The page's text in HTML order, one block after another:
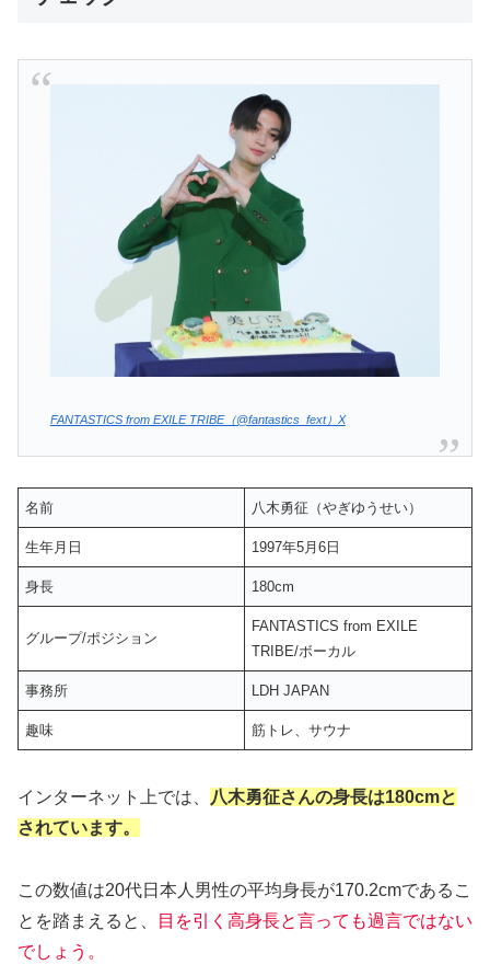
FANTASTICS from EXILE TRIBE（@fantastics_fext）X
名前 八木勇征（やぎゆうせい）
生年月日 1997年5月6日
身長 180cm
グループ/ポジション
FANTASTICS from EXILE
TRIBE/ボーカル
事務所 LDH JAPAN
趣味 筋トレ、サウナ
インターネット上では、
八木勇征さんの身長は180cmと
されています。
この数値は20代日本人男性の平均身長が170.2cmであるこ
とを踏まえると、
目を引く高身長と言っても過言ではない
でしょう。